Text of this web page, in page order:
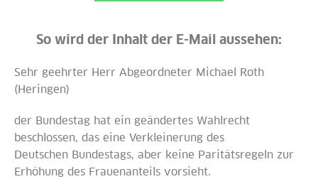
So wird der Inhalt der E-Mail aussehen:
Sehr geehrter Herr Abgeordneter Michael Roth
(Heringen)
der Bundestag hat ein geändertes Wahlrecht
beschlossen, das eine Verkleinerung des
Deutschen Bundestags, aber keine Paritätsregeln zur
Erhöhung des Frauenanteils vorsieht.